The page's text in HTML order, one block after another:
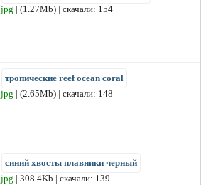
jpg | (1.27Mb) | скачали: 154
тропические reef ocean coral
jpg | (2.65Mb) | скачали: 148
синий хвосты плавники черный
jpg | 308.4Kb | скачали: 139